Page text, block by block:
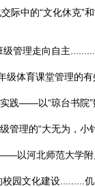
际中的“文化休克”和
级管理走向自主.........
级体育课堂管理的有
践——以“琼台书院”
管理的“大无为，小
以河北师范大学附
园文化建设.........